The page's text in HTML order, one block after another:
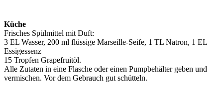
Küche
Frisches Spülmittel mit Duft:
3 EL Wasser, 200 ml flüssige Marseille-Seife, 1 TL Natron, 1 EL
Essigessenz
15 Tropfen Grapefruitöl.
Alle Zutaten in eine Flasche oder einen Pumpbehälter geben und
vermischen. Vor dem Gebrauch gut schütteln.